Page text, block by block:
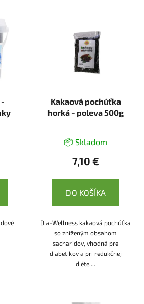
Kakaová pochúťka
horká - poleva 500g
📦 Skladom
7,10 €
DO KOŠÍKA
Dia-Wellness kakaová pochúťka
so zníženým obsahom
sacharidov, vhodná pre
diabetikov a pri redukčnej
diéte....